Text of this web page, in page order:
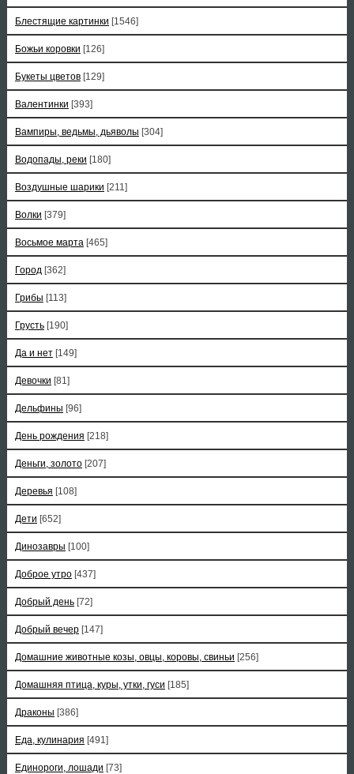
Блестящие картинки [1546]
Божьи коровки [126]
Букеты цветов [129]
Валентинки [393]
Вампиры, ведьмы, дьяволы [304]
Водопады, реки [180]
Воздушные шарики [211]
Волки [379]
Восьмое марта [465]
Город [362]
Грибы [113]
Грусть [190]
Да и нет [149]
Девочки [81]
Дельфины [96]
День рождения [218]
Деньги, золото [207]
Деревья [108]
Дети [652]
Динозавры [100]
Доброе утро [437]
Добрый день [72]
Добрый вечер [147]
Домашние животные козы, овцы, коровы, свиньи [256]
Домашняя птица, куры, утки, гуси [185]
Драконы [386]
Еда, кулинария [491]
Единороги, лошади [73]